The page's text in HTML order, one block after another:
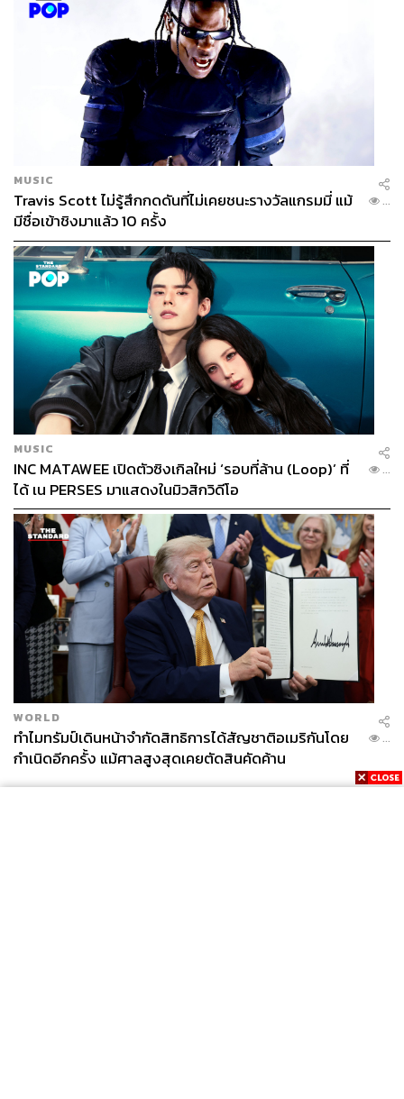
MUSIC
Travis Scott ไม่รู้สึกกดดันที่ไม่เคยชนะรางวัลแกรมมี่ แม้
มีชื่อเข้าชิงมาแล้ว 10 ครั้ง
...
MUSIC
INC MATAWEE เปิดตัวซิงเกิลใหม่ ‘รอบที่ล้าน (Loop)’ ที่
ได้ เน PERSES มาแสดงในมิวสิกวิดีโอ
...
WORLD
ทำไมทรัมป์เดินหน้าจำกัดสิทธิการได้สัญชาติอเมริกันโดย
กำเนิดอีกครั้ง แม้ศาลสูงสุดเคยตัดสินคัดค้าน
...